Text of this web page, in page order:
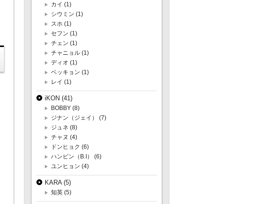
カイ (1)
シウミン (1)
スホ (1)
セフン (1)
チェン (1)
チャニョル (1)
ディオ (1)
ベッキョン (1)
レイ (1)
iKON (41)
BOBBY (8)
ジナン（ジェイ）
(7)
ジュネ (8)
チャヌ (4)
ドンヒョク (6)
ハンビン（B.I）
(6)
ユンヒョン (4)
KARA(5)
知英 (5)